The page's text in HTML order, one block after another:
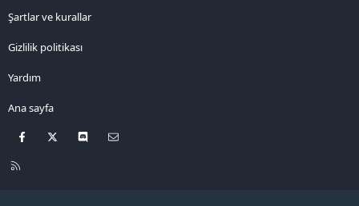
Şartlar ve kurallar
Gizlilik politikası
Yardım
Ana sayfa
Facebook Discord
R